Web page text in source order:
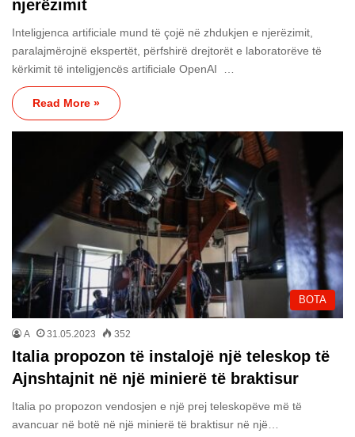
njerëzimit
Inteligjenca artificiale mund të çojë në zhdukjen e njerëzimit,
paralajmërojnë ekspertët, përfshirë drejtorët e laboratorëve të
kërkimit të inteligjencës artificiale OpenAI …
Read More »
BOTA
A 31.05.2023 352
Italia propozon të instalojë një teleskop të
Ajnshtajnit në një minierë të braktisur
Italia po propozon vendosjen e një prej teleskopëve më të
avancuar në botë në një minierë të braktisur në një…